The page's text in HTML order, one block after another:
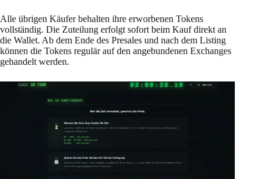
Alle übrigen Käufer behalten ihre erworbenen Tokens
vollständig. Die Zuteilung erfolgt sofort beim Kauf direkt an
die Wallet. Ab dem Ende des Presales und nach dem Listing
können die Tokens regulär auf den angebundenen Exchanges
gehandelt werden.